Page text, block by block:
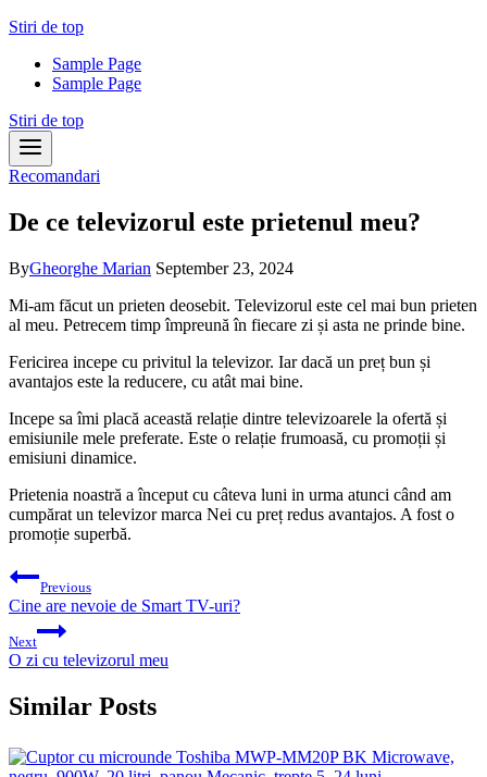
Skip
content
Stiri de top
Sample Page
Sample Page
Stiri de top
Recomandari
De ce televizorul este prietenul meu?
ByGheorghe Marian September 23, 2024
Mi-am făcut un prieten deosebit. Televizorul este cel mai bun prieten
al meu. Petrecem timp împreună în fiecare zi și asta ne prinde bine.
Fericirea incepe cu privitul la televizor. Iar dacă un preț bun și
avantajos este la reducere, cu atât mai bine.
Incepe sa îmi placă această relație dintre televizoarele la ofertă și
emisiunile mele preferate. Este o relație frumoasă, cu promoții și
emisiuni dinamice.
Prietenia noastră a început cu câteva luni in urma atunci când am
cumpărat un televizor marca Nei cu preț redus avantajos. A fost o
promoție superbă.
Post
navigation
Previous
Cine are nevoie de Smart TV-uri?
Next
O zi cu televizorul meu
Similar Posts